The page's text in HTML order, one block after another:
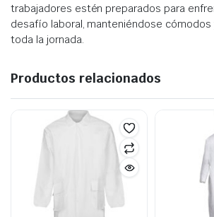
trabajadores estén preparados para
desafío laboral, manteniéndose
toda la jornada.
Productos relacionados